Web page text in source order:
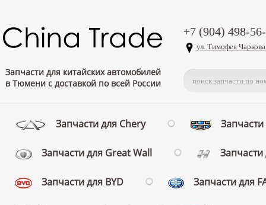
Запчасти для китайских автомобилей
в Тюмени с доставкой по всей России
+7 (904) 498-
ул. Тимофея
Запчасти для Chery
Запчасти для Great Wall
Запчасти для BYD Запчасти для